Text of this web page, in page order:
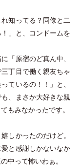
れ知ってる？同僚と二
」
と、コンドームを
「 原宿のど真ん中、
丁目で働く親友ちゃ
ているの！！
」
と、
、まさか大好きな親
もみなかったです。
しかったのだけど。
と感謝しかないなか
中って怖いわぁ。